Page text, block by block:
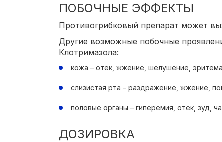
ПОБОЧНЫЕ ЭФФЕКТЫ
Противогрибковый препарат может
Другие возможные побочные
Клотримазола:
кожа – отек, жжение, шелушение,
слизистая рта – раздражение, жжение,
половые органы – гиперемия, отек, зуд,
ДОЗИРОВКА